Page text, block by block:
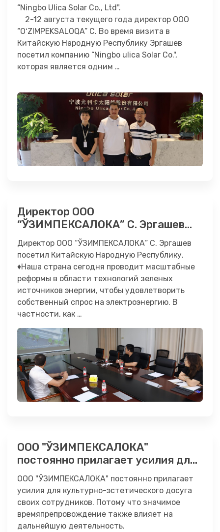
“Ningbo Ulica Solar Co., Ltd".
2-12 августа текущего года директор ООО
“OʻZIMPEKSALOQA” С. Во время визита в
Китайскую Народную Республику Эргашев
посетил компанию “Ningbo ulica Solar Co.",
которая является одним …
Директор ООО
“ЎЗИМПЕКСАЛОКА” С. Эргашев
посетил Китайскую Народную
Республику.
Директор ООО “ЎЗИМПЕКСАЛОКА” С. Эргашев
посетил Китайскую Народную Республику.
♦️Наша страна сегодня проводит масштабные
реформы в области технологий зеленых
источников энергии, чтобы удовлетворить
собственный спрос на электроэнергию. В
частности, как …
ООО "ЎЗИМПЕКСАЛОКА"
постоянно прилагает усилия для
культурно-эстетического досуга
своих сотрудников. Потому что
значимое времяпрепровождение
также влияет на дальнейшую
деятельность.
ООО "ЎЗИМПЕКСАЛОКА" постоянно прилагает
усилия для культурно-эстетического досуга
своих сотрудников. Потому что значимое
времяпрепровождение также влияет на
дальнейшую деятельность.